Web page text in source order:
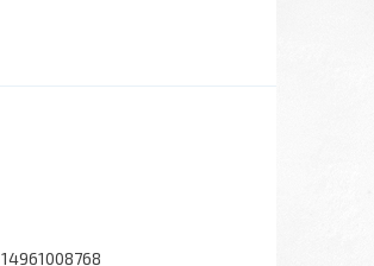
14961008768